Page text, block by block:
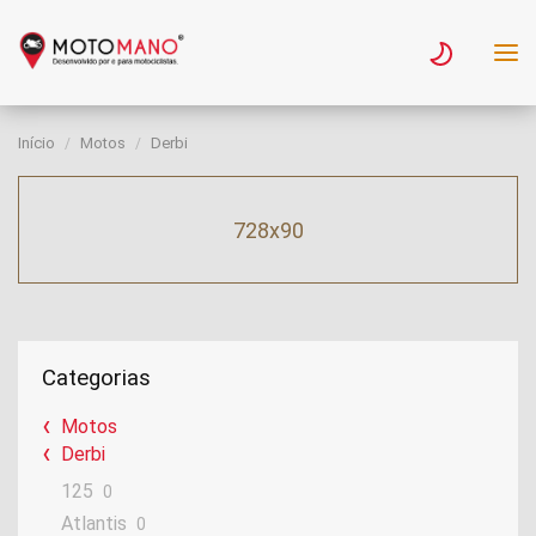
Início Motos Derbi
728x90
Categorias
Motos
Derbi
125
0
Atlantis 0